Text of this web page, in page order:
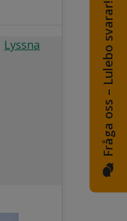
Fråga oss – Lulebo svarar!
Lyssna